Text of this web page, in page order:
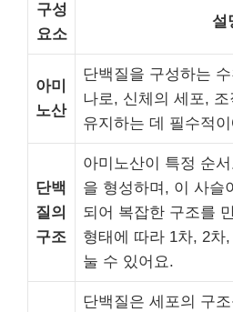
구성
요소
설
아미
노산
단백질을 구성하는
나로, 신체의 세포,
유지하는 데 필수적
단백
질의
구조
아미노산이 특정 순
을 형성하며, 이 사슬
되어 복잡한 구조를
형태에 따라 1차, 2차
눌 수 있어요.
단백질은 세포의 구